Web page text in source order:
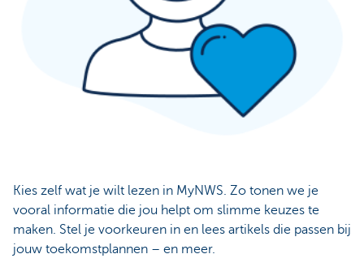
Kies zelf wat je wilt lezen in MyNWS. Zo tonen we je
vooral informatie die jou helpt om slimme keuzes te
maken. Stel je voorkeuren in en lees artikels die passen bij
jouw toekomstplannen – en meer.